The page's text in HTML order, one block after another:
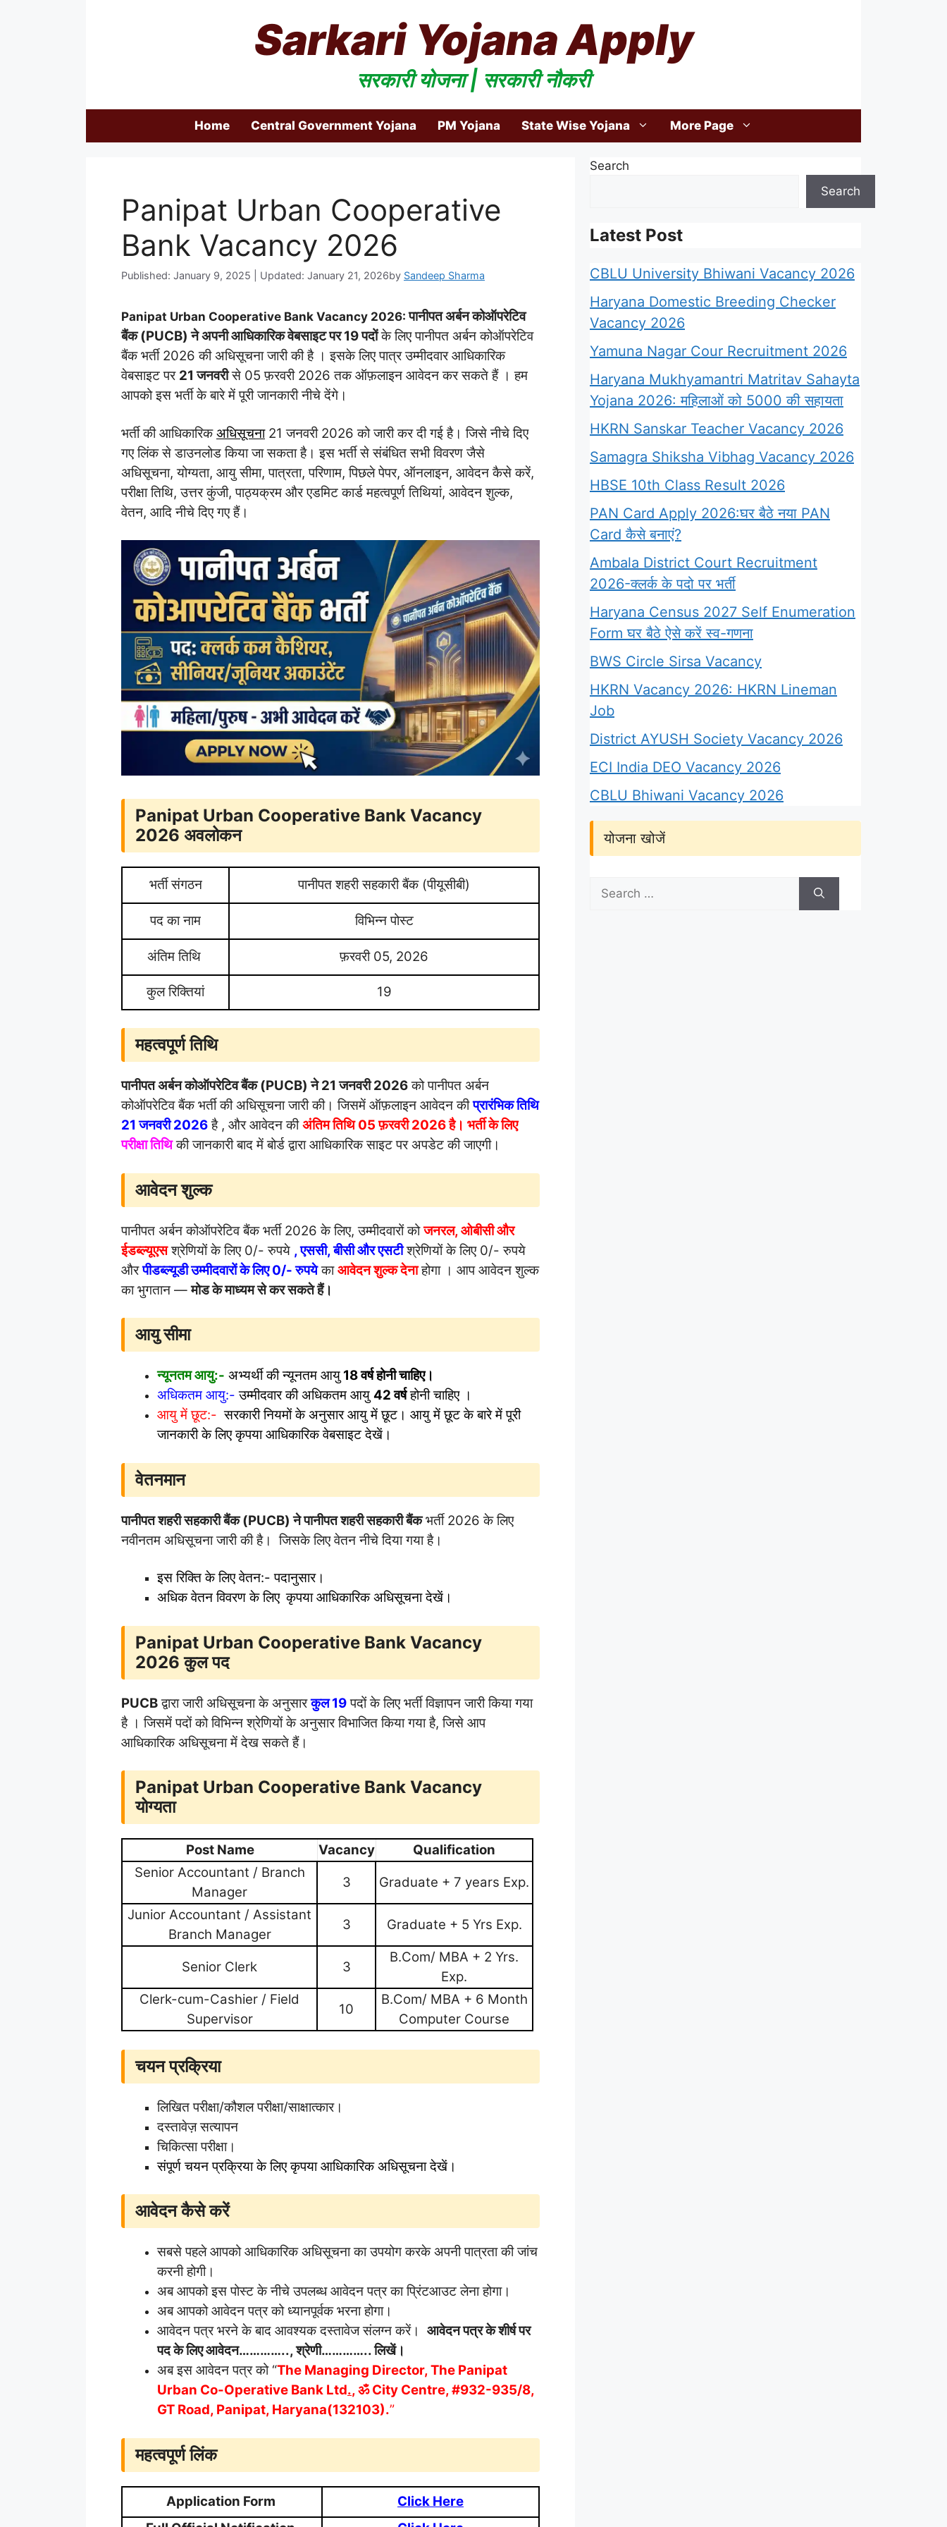
Sarkari Yojana Apply
सरकारी योजना | सरकारी नौकरी
Home Central Government Yojana PM Yojana State Wise Yojana More Page
Panipat Urban Cooperative
Bank Vacancy 2026
Published: January 9, 2025 | Updated: January 21, 2026by Sandeep Sharma
Panipat Urban Cooperative Bank Vacancy 2026:पानीपत अर्बन कोऑपरेटिव
बैंक (PUCB) ने अपनी आधिकारिक वेबसाइट पर19 पदोंके लिए पानीपत अर्बन कोऑपरेटिव
बैंक भर्ती 2026 की अधिसूचना जारी की है । इसके लिए पात्र उम्मीदवार आधिकारिक
वेबसाइट पर 21 जनवरीसे 05 फ़रवरी 2026 तक ऑफ़लाइन आवेदन कर सकते हैं । हम
आपको इस भर्ती के बारे में पूरी जानकारी नीचे देंगे।
भर्ती की आधिकारिकअधिसूचना 21 जनवरी 2026 को जारी कर दी गई है। जिसे नीचे दिए
गए लिंक से डाउनलोड किया जा सकता है। इस भर्ती से संबंधित सभी विवरण जैसे
अधिसूचना, योग्यता, आयु सीमा, पात्रता, परिणाम, पिछले पेपर, ऑनलाइन, आवेदन कैसे करें,
परीक्षा तिथि, उत्तर कुंजी, पाठ्यक्रम और एडमिट कार्ड महत्वपूर्ण तिथियां, आवेदन शुल्क,
वेतन, आदि नीचे दिए गए हैं।
Panipat Urban Cooperative Bank Vacancy
2026 अवलोकन
भर्ती संगठन पानीपत शहरी सहकारी बैंक (पीयूसीबी)
पद का नाम विभिन्न पोस्ट
अंतिम तिथि फ़रवरी 05, 2026
कुल रिक्तियां 19
महत्वपूर्ण तिथि
पानीपत अर्बन कोऑपरेटिव बैंक (PUCB) ने21 जनवरी 2026को पानीपत अर्बन
कोऑपरेटिव बैंक भर्ती की अधिसूचना जारी की। जिसमें ऑफ़लाइन आवेदन कीप्रारंभिक तिथि
21 जनवरी 2026है , और आवेदन कीअंतिम तिथि05 फ़रवरी 2026 है। भर्ती के लिए
परीक्षा तिथि की जानकारी बाद में बोर्ड द्वारा आधिकारिक साइट पर अपडेट की जाएगी।
आवेदन शुल्क
पानीपत अर्बन कोऑपरेटिव बैंक भर्ती 2026 के लिए, उम्मीदवारों कोजनरल, ओबीसी और
ईडब्ल्यूएसश्रेणियों के लिए 0/- रुपये , एससी, बीसी और एसटीश्रेणियों के लिए 0/- रुपये
औरपीडब्ल्यूडी उम्मीदवारों के लिए 0/- रुपयेकाआवेदन शुल्क देनाहोगा । आप आवेदन शुल्क
का भुगतान —मोड के माध्यम से कर सकते हैं।
आयु सीमा
न्यूनतम आयु:- अभ्यर्थी की न्यूनतम आयु 18 वर्ष होनी चाहिए।
अधिकतम आयु:- उम्मीदवार की अधिकतम आयु 42 वर्षहोनी चाहिए ।
आयु में छूट:- सरकारी नियमों के अनुसार आयु में छूट। आयु में छूट के बारे में पूरी
जानकारी के लिए कृपया आधिकारिक वेबसाइट देखें।
वेतनमान
पानीपत शहरी सहकारी बैंक (PUCB) नेपानीपत शहरी सहकारी बैंकभर्ती 2026 के लिए
नवीनतम अधिसूचना जारी की है। जिसके लिए वेतन नीचे दिया गया है।
इस रिक्ति के लिए वेतन:- पदानुसार।
अधिक वेतन विवरण के लिए कृपया आधिकारिक अधिसूचना देखें।
Panipat Urban Cooperative Bank Vacancy
2026 कुल पद
PUCBद्वारा जारी अधिसूचना के अनुसारकुल 19पदों के लिए भर्ती विज्ञापन जारी किया गया
है । जिसमें पदों को विभिन्न श्रेणियों के अनुसार विभाजित किया गया है, जिसे आप
आधिकारिक अधिसूचना में देख सकते हैं।
Panipat Urban Cooperative Bank Vacancy
योग्यता
Post Name Vacancy
Qualification
Senior Accountant / Branch
Manager
3
Graduate + 7 years Exp.
Junior Accountant / Assistant
Branch Manager
3 Graduate + 5 Yrs Exp.
Senior Clerk 3
B.Com/ MBA + 2 Yrs.
Exp.
Clerk-cum-Cashier / Field
Supervisor
10
B.Com/ MBA + 6 Month
Computer Course
चयन प्रक्रिया
लिखित परीक्षा/कौशल परीक्षा/साक्षात्कार।
दस्तावेज़ सत्यापन
चिकित्सा परीक्षा।
संपूर्ण चयन प्रक्रिया के लिए कृपया आधिकारिक अधिसूचना देखें।
आवेदन कैसे करें
सबसे पहले आपको आधिकारिक अधिसूचना का उपयोग करके अपनी पात्रता की जांच
करनी होगी।
अब आपको इस पोस्ट के नीचे उपलब्ध आवेदन पत्र का प्रिंटआउट लेना होगा।
अब आपको आवेदन पत्र को ध्यानपूर्वक भरना होगा।
आवेदन पत्र भरने के बाद आवश्यक दस्तावेज संलग्न करें। आवेदन पत्र के शीर्ष पर
पद के लिए आवेदन………….., श्रेणी………….. लिखें।
अब इस आवेदन पत्र को “The Managing Director, The Panipat
Urban Co-Operative Bank Ltd., ॐ City Centre, #932-935/8,
GT Road, Panipat, Haryana(132103).”
महत्वपूर्ण लिंक
Application Form
Click Here
Search
Search
Latest Post
CBLU University Bhiwani Vacancy 2026
Haryana Domestic Breeding Checker
Vacancy 2026
Yamuna Nagar Cour Recruitment 2026
Haryana Mukhyamantri Matritav Sahayta
Yojana 2026: महिलाओं को 5000 की सहायता
HKRN Sanskar Teacher Vacancy 2026
Samagra Shiksha Vibhag Vacancy 2026
HBSE 10th Class Result 2026
PAN Card Apply 2026:घर बैठे नया PAN
Card कैसे बनाएं?
Ambala District Court Recruitment
2026-क्लर्क के पदो पर भर्ती
Haryana Census 2027 Self Enumeration
Form घर बैठे ऐसे करें स्व-गणना
BWS Circle Sirsa Vacancy
HKRN Vacancy 2026: HKRN Lineman
Job
District AYUSH Society Vacancy 2026
ECI India DEO Vacancy 2026
CBLU Bhiwani Vacancy 2026
योजना खोजें
Search
for: